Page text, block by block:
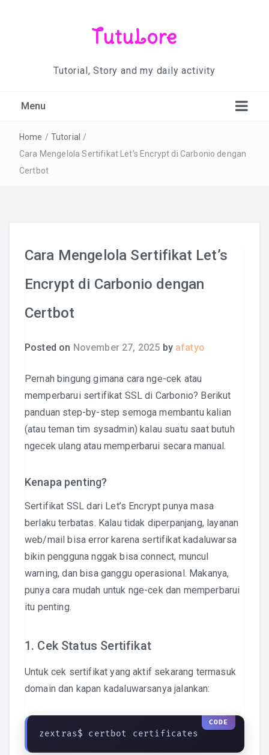
TutuLore
Tutorial, Story and my daily activity
Menu
Home / Tutorial /
Cara Mengelola Sertifikat Let’s Encrypt di Carbonio dengan
Certbot
Cara Mengelola Sertifikat Let’s
Encrypt di Carbonio dengan
Certbot
Posted on November 27, 2025 by afatyo
Pernah bingung gimana cara nge-cek atau
memperbarui sertifikat SSL di Carbonio? Berikut
panduan step-by-step semoga membantu kalian
(atau teman tim sysadmin) kalau suatu saat butuh
ngecek ulang atau memperbarui secara manual.
Kenapa penting?
Sertifikat SSL dari Let’s Encrypt punya masa
berlaku terbatas. Kalau tidak diperpanjang, layanan
web/mail bisa error karena sertifikat kadaluwarsa
bikin pengguna nggak bisa connect, muncul
warning, dan bisa ganggu operasional. Makanya,
punya cara mudah untuk nge-cek dan memperbarui
itu penting.
1. Cek Status Sertifikat
Untuk cek sertifikat yang aktif sekarang termasuk
domain dan kapan kadaluwarsanya jalankan:
zextras$ certbot certificates